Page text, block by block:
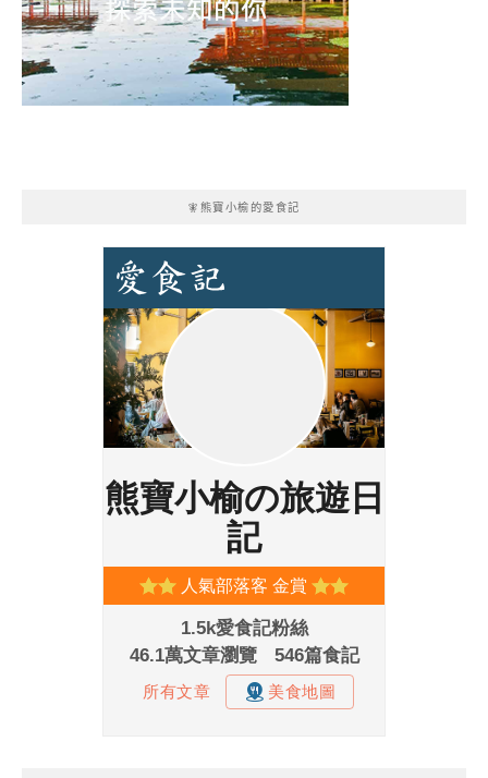
🧚熊寶小榆的愛食記